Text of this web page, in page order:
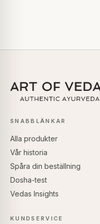
SNABBLÄNKAR
Alla produkter
Vår historia
Spåra din beställning
Dosha-test
Vedas Insights
KUNDSERVICE